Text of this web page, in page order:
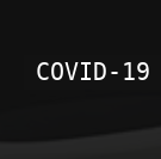
COVID-19